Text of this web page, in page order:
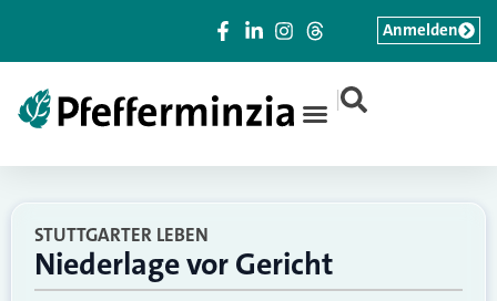
|
Anmelden
STUTTGARTER LEBEN
Niederlage vor Gericht